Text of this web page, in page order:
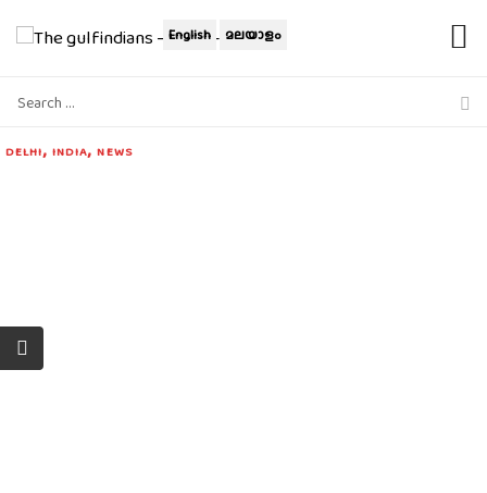
English മലയാളം
DELHI, INDIA,NEWS